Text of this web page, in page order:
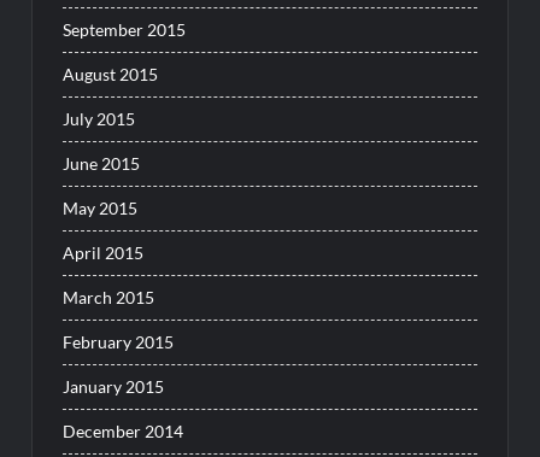
September 2015
August 2015
July 2015
June 2015
May 2015
April 2015
March 2015
February 2015
January 2015
December 2014